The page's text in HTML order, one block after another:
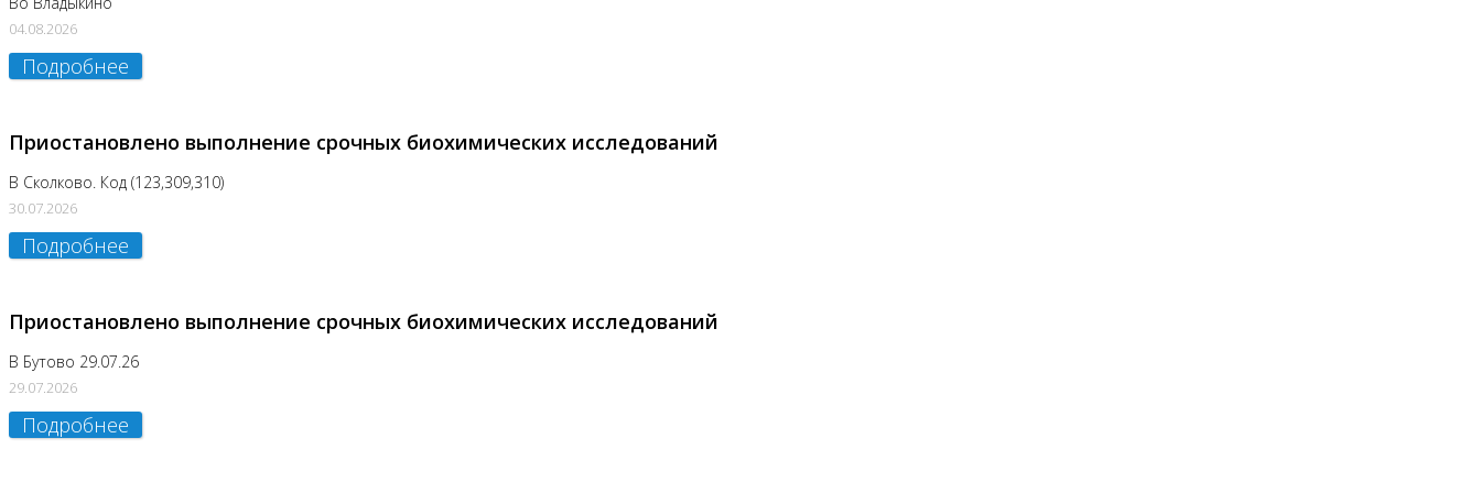
04.08.2026
Подробнее
Приостановлено выполнение срочных биохимических исследований
В Сколково. Код (123,309,310)
30.07.2026
Подробнее
Приостановлено выполнение срочных биохимических исследований
В Бутово 29.07.26
29.07.2026
Подробнее